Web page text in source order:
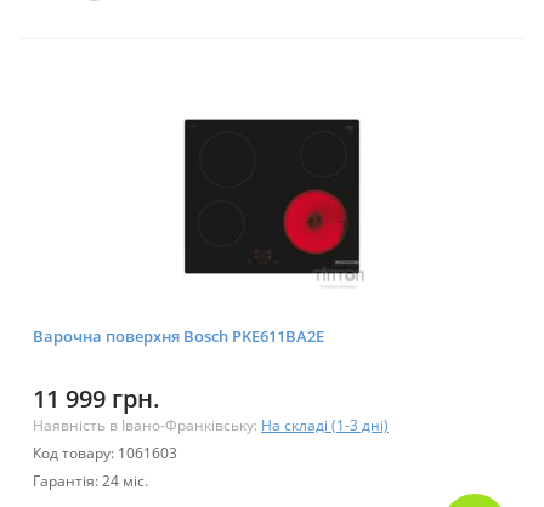
Варочна поверхня Bosch PKE611BA2E
11 999 грн.
Наявність в Івано-Франківську: На складі (1-3 дні)
Код товару: 1061603
Гарантія: 24 міс.